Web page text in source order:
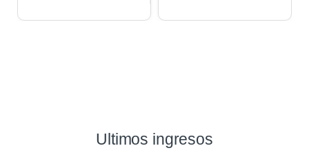
Ultimos ingresos